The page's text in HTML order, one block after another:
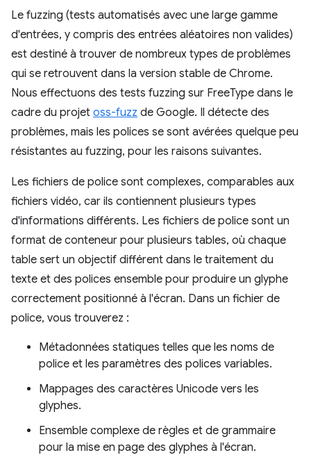
Le fuzzing (tests automatisés avec une large gamme
d'entrées, y compris des entrées aléatoires non valides)
est destiné à trouver de nombreux types de problèmes
qui se retrouvent dans la version stable de Chrome.
Nous effectuons des tests fuzzing sur FreeType dans le
cadre du projet oss-fuzz de Google. Il détecte des
problèmes, mais les polices se sont avérées quelque peu
résistantes au fuzzing, pour les raisons suivantes.
Les fichiers de police sont complexes, comparables aux
fichiers vidéo, car ils contiennent plusieurs types
d'informations différents. Les fichiers de police sont un
format de conteneur pour plusieurs tables, où chaque
table sert un objectif différent dans le traitement du
texte et des polices ensemble pour produire un glyphe
correctement positionné à l'écran. Dans un fichier de
police, vous trouverez :
Métadonnées statiques telles que les noms de
police et les paramètres des polices variables.
Mappages des caractères Unicode vers les
glyphes.
Ensemble complexe de règles et de grammaire
pour la mise en page des glyphes à l'écran.